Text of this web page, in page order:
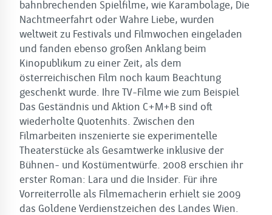
bahnbrechenden Spielfilme, wie Karambolage, Die
Nachtmeerfahrt oder Wahre Liebe, wurden
weltweit zu Festivals und Filmwochen eingeladen
und fanden ebenso großen Anklang beim
Kinopublikum zu einer Zeit, als dem
österreichischen Film noch kaum Beachtung
geschenkt wurde. Ihre TV-Filme wie zum Beispiel
Das Geständnis und Aktion C+M+B sind oft
wiederholte Quotenhits. Zwischen den
Filmarbeiten inszenierte sie experimentelle
Theaterstücke als Gesamtwerke inklusive der
Bühnen- und Kostümentwürfe. 2008 erschien ihr
erster Roman: Lara und die Insider. Für ihre
Vorreiterrolle als Filmemacherin erhielt sie 2009
das Goldene Verdienstzeichen des Landes Wien.